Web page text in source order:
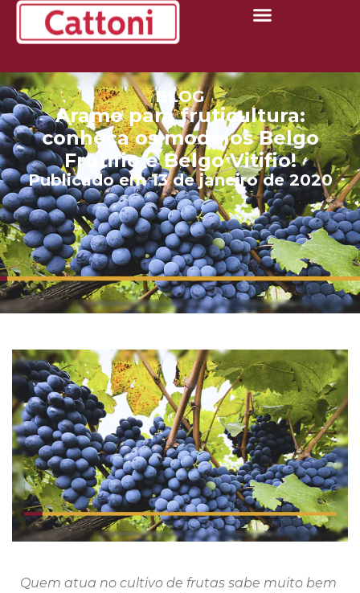
BLOG
Arame para fruticultura:
conheça os modelos Belgo
Frutifio e Belgo Vitifio!
Publicado em 13 de janeiro de 2020
Quem atua no cultivo de frutas sabe muito bem